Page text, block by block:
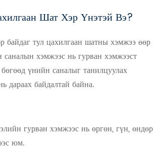
Шат Хэр Үнэтэй Вэ?
байдаг тул цахилгаан шатны хэмжээ өөр
хэмжээс нь гурван хэмжээст
үнийн саналыг танилцуулах
дараах байдалтай байна.
гурван хэмжээс нь өргөн, гүн, өндөр
юм.